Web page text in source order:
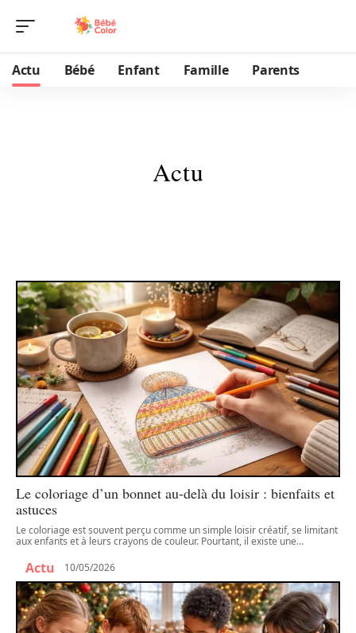
Actu Bébé Enfant Famille Parents
Actu
Le coloriage d’un bonnet au-delà du loisir : bienfaits et
astuces
Le coloriage est souvent perçu comme un simple loisir créatif, se limitant
aux enfants et à leurs crayons de couleur. Pourtant, il existe une…
Actu 10/05/2026